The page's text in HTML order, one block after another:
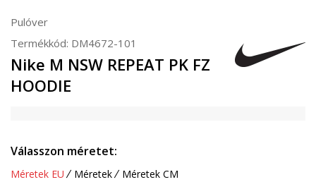
Pulóver
Termékkód: DM4672-101
Nike M NSW REPEAT PK FZ
HOODIE
Válasszon méretet:
Méretek EU Méretek Méretek CM